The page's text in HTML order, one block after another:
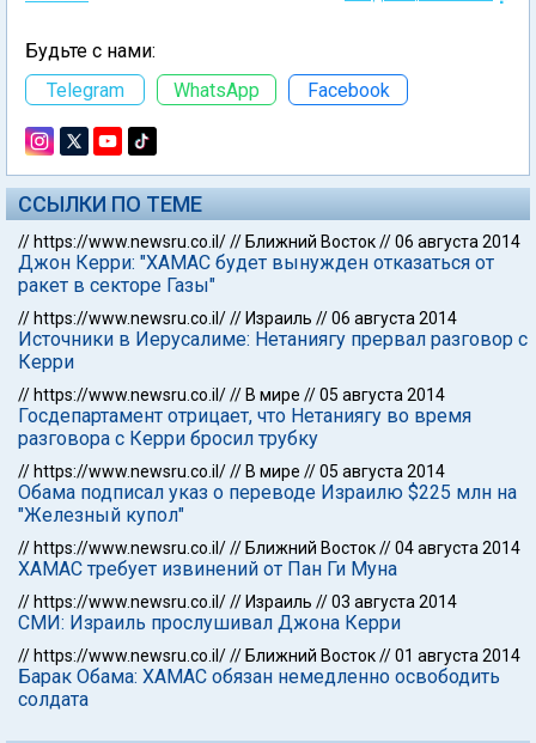
Будьте с нами:
Telegram
WhatsApp Facebook
ССЫЛКИ ПО ТЕМЕ
// https://www.newsru.co.il/// Ближний Восток//06 августа 2014
Джон Керри: "ХАМАС будет вынужден отказаться от
ракет в секторе Газы"
// https://www.newsru.co.il/// Израиль //06 августа 2014
Источники в Иерусалиме: Нетаниягу прервал разговор с
Керри
// https://www.newsru.co.il/// В мире //05 августа 2014
Госдепартамент отрицает, что Нетаниягу во время
разговора с Керри бросил трубку
// https://www.newsru.co.il/// В мире //05 августа 2014
Обама подписал указ о переводе Израилю $225 млн на
"Железный купол"
// https://www.newsru.co.il/// Ближний Восток//04 августа 2014
ХАМАС требует извинений от Пан Ги Муна
// https://www.newsru.co.il/// Израиль //03 августа 2014
СМИ: Израиль прослушивал Джона Керри
// https://www.newsru.co.il/// Ближний Восток//01 августа 2014
Барак Обама: ХАМАС обязан немедленно освободить
солдата